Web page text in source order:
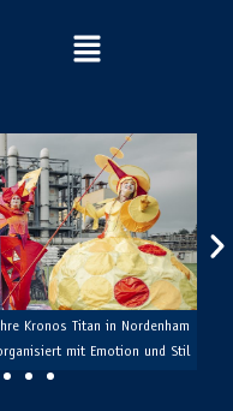
Kronos Titan in Nordenham
mit Emotion und Stil